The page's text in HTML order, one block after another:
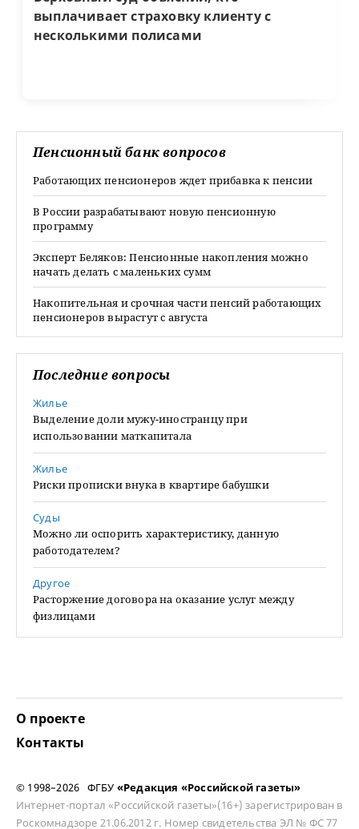
выплачивает страховку клиенту с
несколькими полисами
Пенсионный банк вопросов
Работающих пенсионеров ждет прибавка к пенсии
В России разрабатывают новую пенсионную
программу
Эксперт Беляков: Пенсионные накопления можно
начать делать с маленьких сумм
Накопительная и срочная части пенсий работающих
пенсионеров вырастут с августа
Последние вопросы
Жилье
Выделение доли мужу-иностранцу при
использовании маткапитала
Жилье
Риски прописки внука в квартире бабушки
Суды
Можно ли оспорить характеристику, данную
работодателем?
Другое
Расторжение договора на оказание услуг между
физлицами
О проекте
Контакты
© 1998–2026 ФГБУ «Редакция «Российской газеты»
Интернет-портал «Российской газеты»(16+) зарегистрирован в
Роскомнадзоре 21.06.2012 г. Номер свидетельства ЭЛ № ФС 77